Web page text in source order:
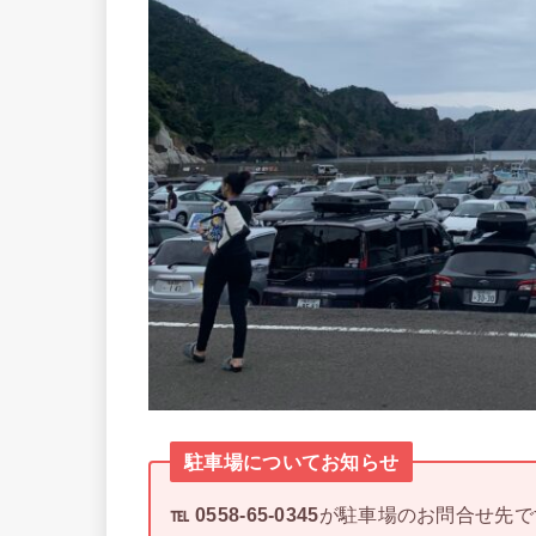
駐車場についてお知らせ
℡ 0558-65-0345が駐車場のお問合せ先